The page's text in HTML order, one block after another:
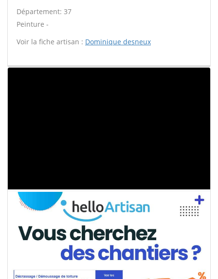
Département: 37
Peinture -
Voir la fiche artisan : Dominique desneux